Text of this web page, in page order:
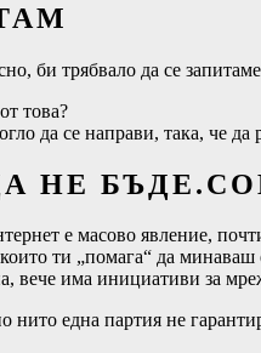
би трябвало да се
това?
да се направи, така, че да
НЕ
е масово явление,
ти „помага“ да минаваш
вече има инициативи за
нито една партия не